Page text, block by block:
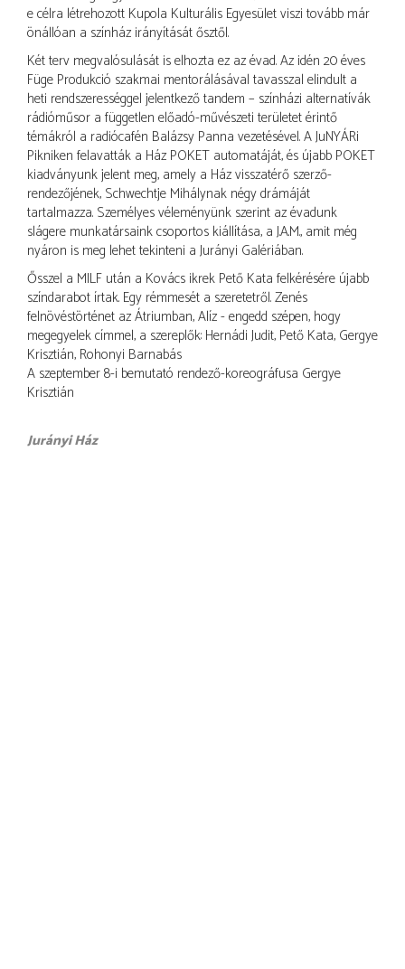
e célra létrehozott Kupola Kulturális Egyesület viszi tovább már
önállóan a színház irányítását ősztől.
Két terv megvalósulását is elhozta ez az évad. Az idén 20 éves
Füge Produkció szakmai mentorálásával tavasszal elindult a
heti rendszerességgel jelentkező tandem – színházi alternatívák
rádióműsor a független előadó-művészeti területet érintő
témákról a radiócafén Balázsy Panna vezetésével. A JuNYÁRi
Pikniken felavatták a Ház POKET automatáját, és újabb POKET
kiadványunk jelent meg, amely a Ház visszatérő szerző-
rendezőjének, Schwechtje Mihálynak négy drámáját
tartalmazza. Személyes véleményünk szerint az évadunk
slágere munkatársaink csoportos kiállítása, a J.A.M., amit még
nyáron is meg lehet tekinteni a Jurányi Galériában.
Ősszel a MILF után a Kovács ikrek Pető Kata felkérésére újabb
színdarabot írtak. Egy rémmesét a szeretetről. Zenés
felnövéstörténet az Átriumban, Alíz - engedd szépen, hogy
megegyelek címmel, a szereplők: Hernádi Judit, Pető Kata, Gergye
Krisztián, Rohonyi Barnabás
A szeptember 8-i bemutató rendező-koreográfusa Gergye
Krisztián
Jurányi Ház